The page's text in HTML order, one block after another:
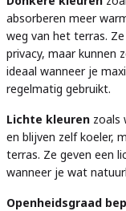
absorberen meer
weg van het terras.
privacy, maar kunnen
ideaal wanneer je
regelmatig gebruikt.
Lichte kleuren zoals
en blijven zelf koeler,
terras. Ze geven een
wanneer je wat
Openheidsgraad